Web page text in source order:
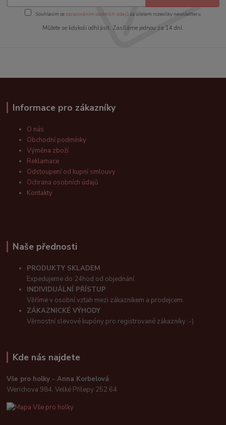
Souhlasím se zpracováním osobních údajůza účelem rozesílky newsletteru.
Můžete se kdykoli odhlásit. Zasíláme jednou za 14 dní.
Informace pro zákazníky
O nás
Obchodní podmínky
Výměna zboží
Reklamace
Odstoupení od kupní smlouvy
Ochrana osobních údajů
Kontakty
Naše přednosti
PRODUKTY SKLADEM
Expedujeme do 24hod od objednání.
INDIVIDUÁLNÍ PŘÍSTUP
Věříme v osobní vztah mezi zákazníkem a prodejcem.
ZÁKAZNICKÉ VÝHODY
Věrnostní slevové kupóny pro registrované zákazníky :-)
Kde nás najdete
Vše pro holky - Anna Korbelová
Werichova 984, Velké Přílepy 252 64